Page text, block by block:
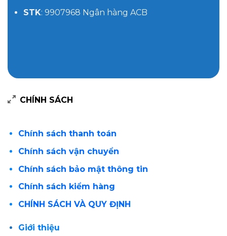
STK: 9907968 Ngân hàng ACB
CHÍNH SÁCH
Chính sách thanh toán
Chính sách vận chuyển
Chính sách bảo mật thông tin
Chính sách kiểm hàng
CHÍNH SÁCH VÀ QUY ĐỊNH
Giới thiệu